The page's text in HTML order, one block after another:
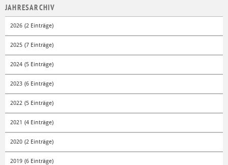
JAHRESARCHIV
2026 (2 Einträge)
2025 (7 Einträge)
2024 (5 Einträge)
2023 (6 Einträge)
2022 (5 Einträge)
2021 (4 Einträge)
2020 (2 Einträge)
2019 (6 Einträge)